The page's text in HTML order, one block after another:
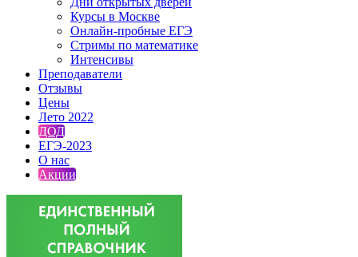
Курсы в Москве
Онлайн-пробные ЕГЭ
Стримы по математике
Интенсивы
Преподаватели
Отзывы
Цены
Лето 2022
ДОД
ЕГЭ-2023
О нас
Акции